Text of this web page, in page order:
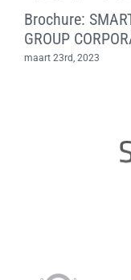
Brochure:
GROUP
maart 23rd, 2023